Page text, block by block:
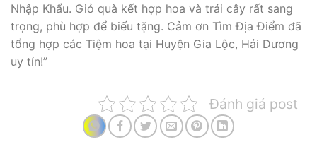
Nhập Khẩu. Giỏ quà kết hợp hoa và trái cây rất sang
trọng, phù hợp để biếu tặng. Cảm ơn Tìm Địa Điểm đã
tổng hợp các Tiệm hoa tại Huyện Gia Lộc, Hải Dương
uy tín!”
Đánh giá post